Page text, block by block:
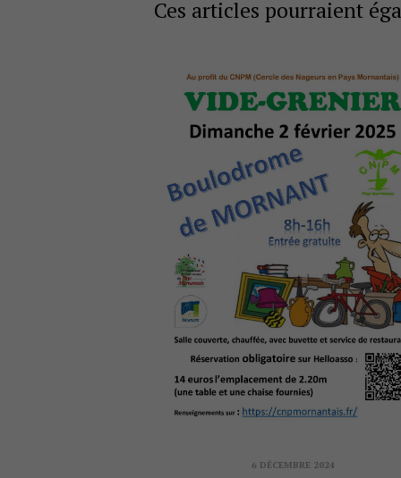
Ces articles pourraient
6 DÉCEMBRE 2024